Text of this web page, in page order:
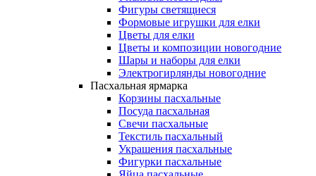
Фигуры светящиеся
Формовые игрушки для елки
Цветы для елки
Цветы и композиции новогодние
Шары и наборы для елки
Электрогирлянды новогодние
Пасхальная ярмарка
Корзины пасхальные
Посуда пасхальная
Свечи пасхальные
Текстиль пасхальный
Украшения пасхальные
Фигурки пасхальные